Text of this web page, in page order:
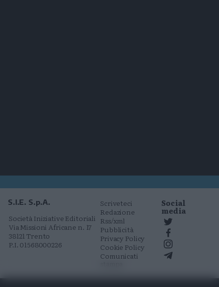
S.I.E. S.p.A.
Società Iniziative Editoriali
Via Missioni Africane n. 17
38121 Trento
P.I. 01568000226
Scriveteci
Redazione
Rss/xml
Pubblicità
Privacy Policy
Cookie Policy
Comunicati
Social
media